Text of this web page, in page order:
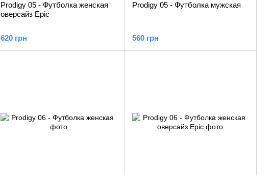
Prodigy 05 - Футболка женская
оверсайз Epic
620 грн
Prodigy 05 - Футболка мужская
560 грн